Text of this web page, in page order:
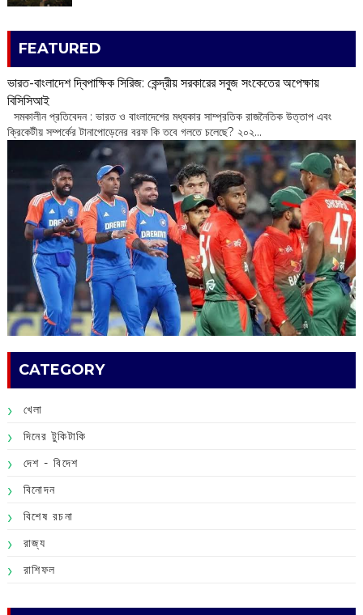
FEATURED
ভারত-বাংলাদেশ দ্বিপাক্ষিক সিরিজ: কেন্দ্রীয় সরকারের সবুজ সংকেতের অপেক্ষায়
বিসিসিআই
‌ সমকালীন প্রতিবেদন : ভারত ও বাংলাদেশের মধ্যকার সাম্প্রতিক রাজনৈতিক উত্তাপ এবং
ক্রিকেটীয় সম্পর্কের টানাপোড়েনের বরফ কি তবে গলতে চলেছে? ২০২...
CATEGORY
খেলা
দিনের টুকিটাকি
দেশ - বিদেশ
বিনোদন
বিশেষ রচনা
রাজ্য
রাশিফল